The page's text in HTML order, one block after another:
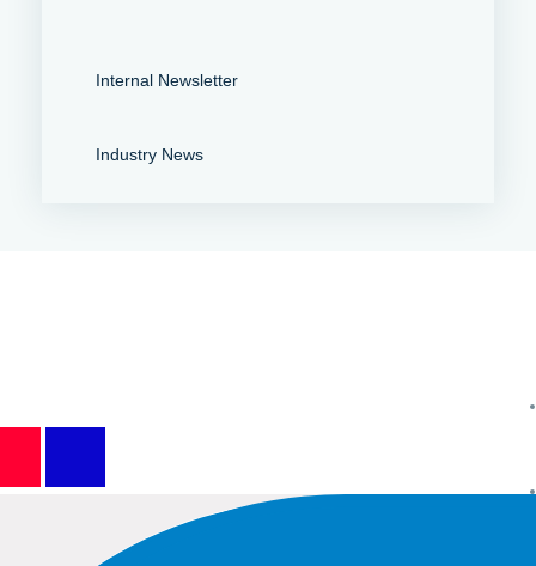
Internal Newsletter
Industry News